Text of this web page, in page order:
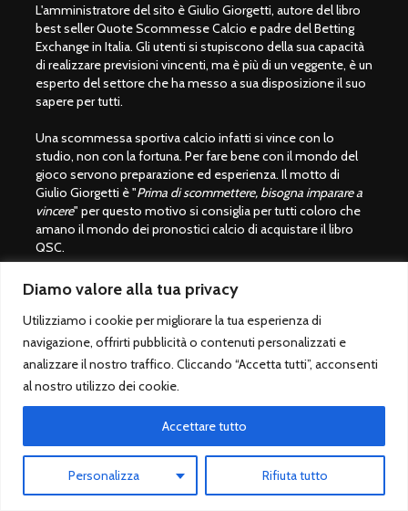
Diamo valore alla tua privacy
Utilizziamo i cookie per migliorare la tua esperienza di
navigazione, offrirti pubblicità o contenuti personalizzati e
analizzare il nostro traffico. Cliccando “Accetta tutti”, acconsenti
al nostro utilizzo dei cookie.
Personalizza Rifiuta tutto
Accettare tutto
L'amministratore del sito è Giulio Giorgetti, autore del libro
best seller Quote Scommesse Calcio e padre del Betting
Exchange in Italia. Gli utenti si stupiscono della sua capacità
di realizzare previsioni vincenti, ma è più di un veggente, è un
esperto del settore che ha messo a sua disposizione il suo
sapere per tutti.
Una scommessa sportiva calcio infatti si vince con lo
studio, non con la fortuna. Per fare bene con il mondo del
gioco servono preparazione ed esperienza. Il motto di
Giulio Giorgetti è "Prima di scommettere, bisogna imparare a
vincere" per questo motivo si consiglia per tutti coloro che
amano il mondo dei pronostici calcio di acquistare il libro
QSC.
Non utilizziamo social, siamo solo su questo sito. Buon
divertimento con QuoteScommesseCalcio.com.
Giocare con moderazione
Le scommesse sportive sono vietate ai minori di 18 anni.
Giocare solo su siti legali autorizzati dallo Stato italiano
Lista bookmaker scommesse legali
Betting Exchange ®